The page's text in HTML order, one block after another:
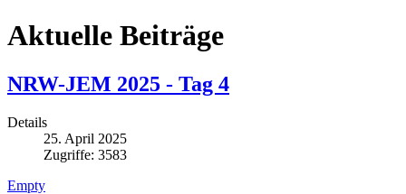
Aktuelle Beiträge
NRW-JEM 2025 - Tag 4
Details
25. April 2025
Zugriffe: 3583
Empty